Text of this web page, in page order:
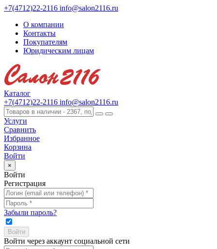
+7(4712)22-2116 info@salon2116.ru
О компании
Контакты
Покупателям
Юридическим лицам
Каталог
+7(4712)22-2116 info@salon2116.ru
Услуги
Сравнить
Избранное
Корзина
Войти
×
Войти
Регистрация
Забыли пароль?
Войти через аккаунт социальной сети